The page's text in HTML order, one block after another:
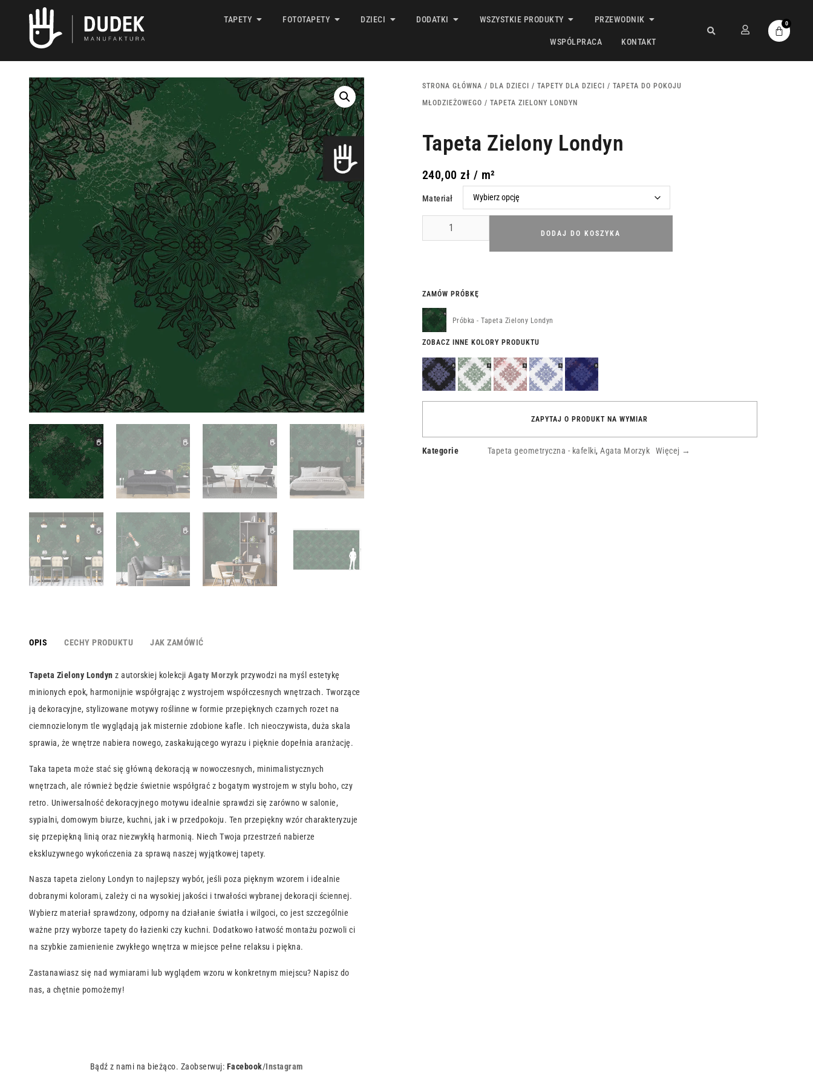
TAPETY FOTOTAPETY DZIECI DODATKI WSZYSTKIE PRODUKTY PRZEWODNIK
WSPÓLPRACA KONTAKT
0
OPIS CECHY PRODUKTU JAK ZAMÓWIĆ
Tapeta Zielony Londyn z autorskiej kolekcji Agaty Morzyk przywodzi na myśl estetykę
minionych epok, harmonijnie współgrając z wystrojem współczesnych wnętrzach. Tworzące
ją dekoracyjne, stylizowane motywy roślinne w formie przepięknych czarnych rozet na
ciemnozielonym tle wyglądają jak misternie zdobione kafle. Ich nieoczywista, duża skala
sprawia, że wnętrze nabiera nowego, zaskakującego wyrazu i pięknie dopełnia aranżację.
Taka tapeta może stać się główną dekoracją w nowoczesnych, minimalistycznych
wnętrzach, ale również będzie świetnie współgrać z bogatym wystrojem w stylu boho, czy
retro. Uniwersalność dekoracyjnego motywu idealnie sprawdzi się zarówno w salonie,
sypialni, domowym biurze, kuchni, jak i w przedpokoju. Ten przepiękny wzór charakteryzuje
się przepiękną linią oraz niezwykłą harmonią. Niech Twoja przestrzeń nabierze
ekskluzywnego wykończenia za sprawą naszej wyjątkowej tapety.
Nasza tapeta zielony Londyn to najlepszy wybór, jeśli poza pięknym wzorem i idealnie
dobranymi kolorami, zależy ci na wysokiej jakości i trwałości wybranej dekoracji ściennej.
Wybierz materiał sprawdzony, odporny na działanie światła i wilgoci, co jest szczególnie
ważne przy wyborze tapety do łazienki czy kuchni. Dodatkowo łatwość montażu pozwoli ci
na szybkie zamienienie zwykłego wnętrza w miejsce pełne relaksu i piękna.
Zastanawiasz się nad wymiarami lub wyglądem wzoru w konkretnym miejscu? Napisz do
nas, a chętnie pomożemy!
Bądź z nami na bieżąco. Zaobserwuj: Facebook/Instagram
STRONA GŁÓWNA / DLA DZIECI / TAPETY DLA DZIECI / TAPETA DO POKOJU
MŁODZIEŻOWEGO / TAPETA ZIELONY LONDYN
Tapeta Zielony Londyn
240,00zł / m²
Materiał
DODAJ DO KOSZYKA
ZAMÓW PRÓBKĘ
Próbka - Tapeta Zielony Londyn
Tapeta
Czarny
Paryż
Tapeta
Zielony
Amsterdam
Tapeta
Czerwona
Antwerpia
Tapeta
Niebieska
Lizbona
Tapeta
Niebieski
Wiedeń
ZOBACZ INNE KOLORY PRODUKTU
ZAPYTAJ O PRODUKT NA WYMIAR
Kategorie Tapeta geometryczna - kafelki,Agata Morzyk Więcej →